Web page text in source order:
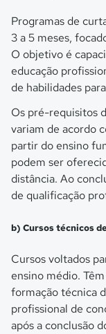
Programas de
3 a 5 meses,
O objetivo é
educação
de habilidades
Os pré-requisitos
variam de acordo
partir do ensino
podem ser
distância. Ao
de qualificação
b) Cursos técnicos
Cursos voltados
ensino médio.
formação técnica
profissional de
após a conclusão